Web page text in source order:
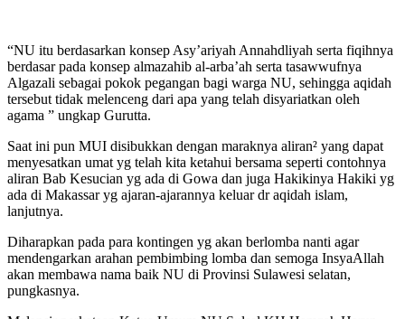
“NU itu berdasarkan konsep Asy’ariyah Annahdliyah serta fiqihnya
berdasar pada konsep almazahib al-arba’ah serta tasawwufnya
Algazali sebagai pokok pegangan bagi warga NU, sehingga aqidah
tersebut tidak melenceng dari apa yang telah disyariatkan oleh
agama ” ungkap Gurutta.
Saat ini pun MUI disibukkan dengan maraknya aliran² yang dapat
menyesatkan umat yg telah kita ketahui bersama seperti contohnya
aliran Bab Kesucian yg ada di Gowa dan juga Hakikinya Hakiki yg
ada di Makassar yg ajaran-ajarannya keluar dr aqidah islam,
lanjutnya.
Diharapkan pada para kontingen yg akan berlomba nanti agar
mendengarkan arahan pembimbing lomba dan semoga InsyaAllah
akan membawa nama baik NU di Provinsi Sulawesi selatan,
pungkasnya.